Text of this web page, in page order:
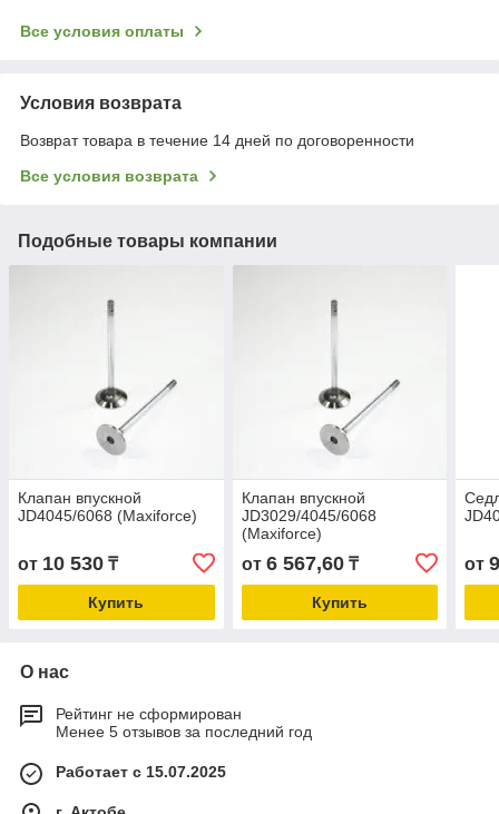
Все условия оплаты
Условия возврата
Возврат товара в течение 14 дней по договоренности
Все условия возврата
Подобные товары компании
Клапан впускной
JD4045/6068 (Maxiforce)
от 10 530 ₸
Купить
Клапан впускной
JD3029/4045/6068
(Maxiforce)
от 6 567,60₸
Купить
от
О нас
Рейтинг не сформирован
Менее 5 отзывов за последний год
Работает с 15.07.2025